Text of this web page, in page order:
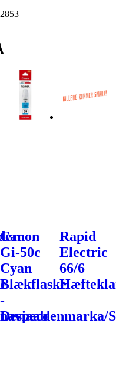
Canon
Gi-50c
Cyan
Blækflaske
-
Despecdenmarka/S
Rapid
Electric
66/6